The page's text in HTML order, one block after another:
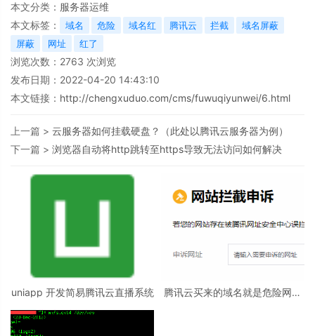
本文分类： 服务器运维
本文标签：
域名 危险 域名红 腾讯云 拦截
域名屏蔽
屏蔽
网址 红了
浏览次数： 2763 次浏览
发布日期：2022-04-20 14:43:10
本文链接： http://chengxuduo.com/cms/fuwuqiyunwei/6.html
上一篇 > 云服务器如何挂载硬盘？（此处以腾讯云服务器为例）
下一篇 > 浏览器自动将http跳转至https导致无法访问如何解决
uniapp 开发简易腾讯云直播系统
腾讯云买来的域名就是危险网址